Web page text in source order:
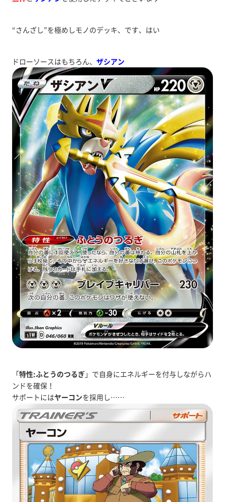
“さんざし”を極めしモノのデッキ、です、はい
ドローソースはもちろん、 ザシアン
「特性:ふとうのつるぎ」で自身にエネルギーを付与しながらハ
ンドを確保！
サポートにはヤーコンを採用し……